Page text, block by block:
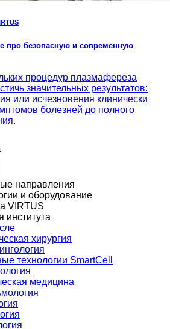
про безопасную и современную
процедур плазмафереза
значительных результатов:
или исчезновения клинически
болезней до полного
направления
и оборудование
VIRTUS
института
хирургия
технологии SmartCell
медицина